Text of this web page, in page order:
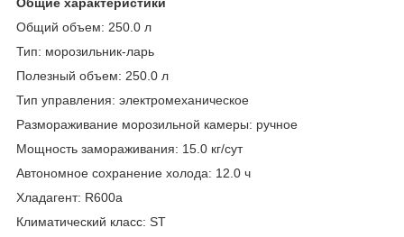
Общий объем: 250.0 л
Тип: морозильник-ларь
Полезный объем: 250.0 л
Тип управления: электромеханическое
Размораживание морозильной камеры: ручное
Мощность замораживания: 15.0 кг/сут
Автономное сохранение холода: 12.0 ч
Хладагент: R600a
Климатический класс: ST